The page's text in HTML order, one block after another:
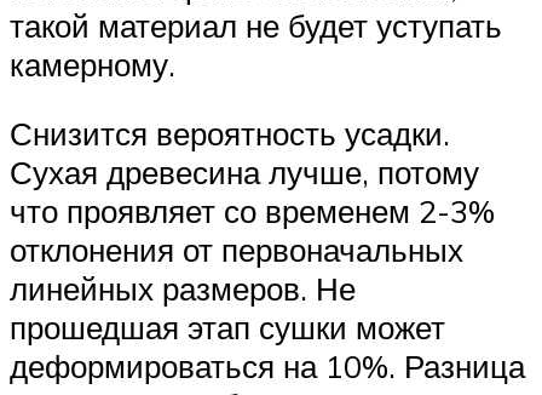
такой материал не будет уступать
камерному.
Снизится вероятность усадки.
Сухая древесина лучше, потому
что проявляет со временем 2-3%
отклонения от первоначальных
линейных размеров. Не
прошедшая этап сушки может
деформироваться на 10%. Разница